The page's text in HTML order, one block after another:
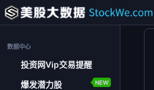
数据中心
投资网Vip交易提醒
爆发潜力股 NEW